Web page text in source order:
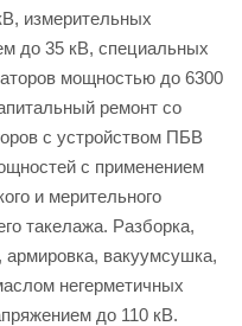
измерительных
до 35 кВ, специальных
мощностью до 6300
ремонт со
с устройством ПБВ
с применением
и мерительного
такелажа. Разборка,
вакуумсушка,
негерметичных
до 110 кВ.